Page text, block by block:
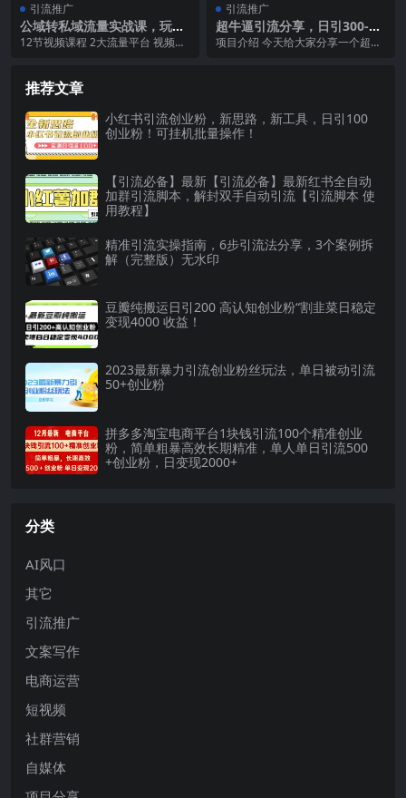
引流推广
公域转私域流量实战课，玩转
抖音+视频号2大平台，获取持
12节视频课程 2大流量平台 视频号
引流推广
超牛逼引流分享，日引300-50
0粉，加爆你的微信
项目介绍 今天给大家分享一个超牛
推荐文章
小红书引流创业粉，新思路，新工具，日引100
创业粉！可挂机批量操作！
【引流必备】最新【引流必备】最新红书全自动
加群引流脚本，解封双手自动引流【引流脚本 使
用教程】
精准引流实操指南，6步引流法分享，3个案例拆
解（完整版）无水印
豆瓣纯搬运日引200 高认知创业粉“割韭菜日稳定
变现4000 收益！
2023最新暴力引流创业粉丝玩法，单日被动引流
50+创业粉
拼多多淘宝电商平台1块钱引流100个精准创业
粉，简单粗暴高效长期精准，单人单日引流500
+创业粉，日变现2000+
分类
AI风口
其它
引流推广
文案写作
电商运营
短视频
社群营销
自媒体